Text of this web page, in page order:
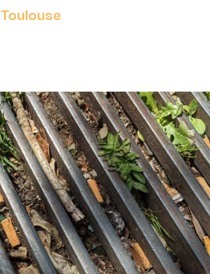
Toulouse